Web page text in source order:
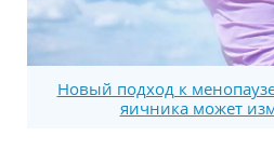
Новый подход к
яичника может